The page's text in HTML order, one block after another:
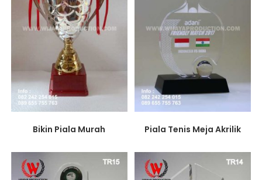
Bikin Piala Murah Piala Tenis Meja Akrilik